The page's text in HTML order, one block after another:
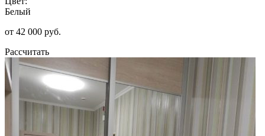
Белый
от 42 000 руб.
Рассчитать